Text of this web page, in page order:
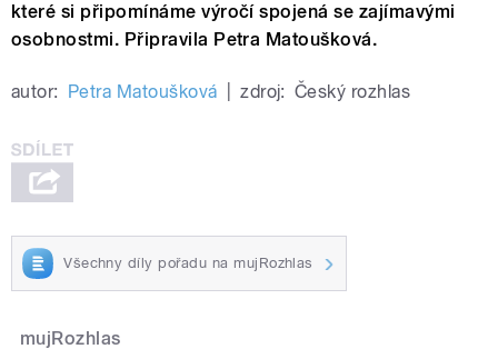
které si připomínáme výročí spojená se zajímavými
osobnostmi. Připravila Petra Matoušková.
autor: Petra Matoušková zdroj: Český rozhlas
Všechny díly pořadu na mujRozhlas
mujRozhlas